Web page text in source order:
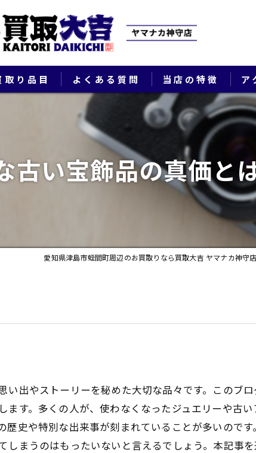
取り品目 よくある質問 当店の特徴
ブランド
貴金属
切手
生前整理・遺品整理・
ア
漫
古い宝飾品の真価と
愛知県津島市蛭間町周辺のお買取りなら買取大吉 ヤマナカ神守店
出やストーリーを秘めた大切な品々です。このブ
す。多くの人が、使わなくなったジュエリーや古い
史や特別な出来事が刻まれていることが多いので
まうのはもったいないと言えるでしょう。本記事